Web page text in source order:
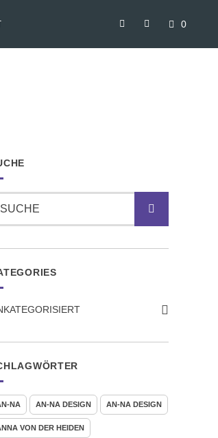
0
NA AN-NA DESIGN AN-NA DESIGN
VON DER HEIDEN